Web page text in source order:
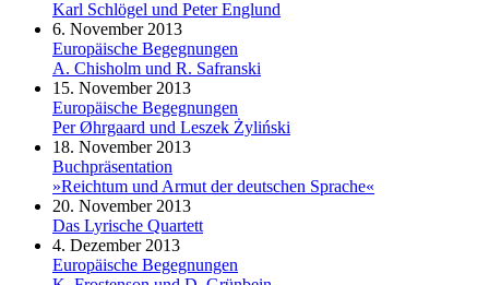
Karl Schlögel und Peter Englund
6. November 2013
Europäische Begegnungen
A. Chisholm und R. Safranski
15. November 2013
Europäische Begegnungen
Per Øhrgaard und Leszek Żyliński
18. November 2013
Buchpräsentation
»Reichtum und Armut der deutschen Sprache«
20. November 2013
Das Lyrische Quartett
4. Dezember 2013
Europäische Begegnungen